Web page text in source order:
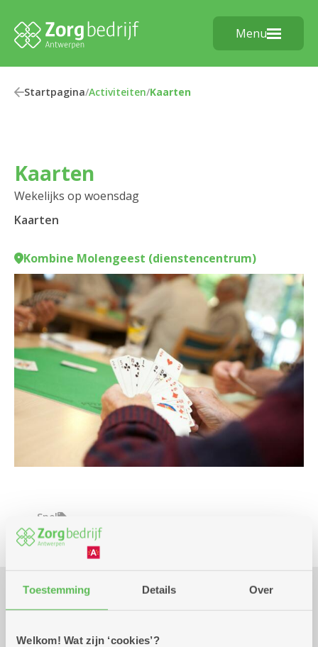
Toestemming Details Over
Welkom! Wat zijn ‘cookies’?
Menu
Startpagina/Activiteiten/Kaarten
Kaarten
Wekelijks op woensdag
Kaarten
Kombine Molengeest (dienstencentrum)
Spel
Praktisch